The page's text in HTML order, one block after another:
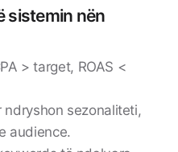
sistemin nën
> target, ROAS <
ndryshon sezonaliteti,
audience.